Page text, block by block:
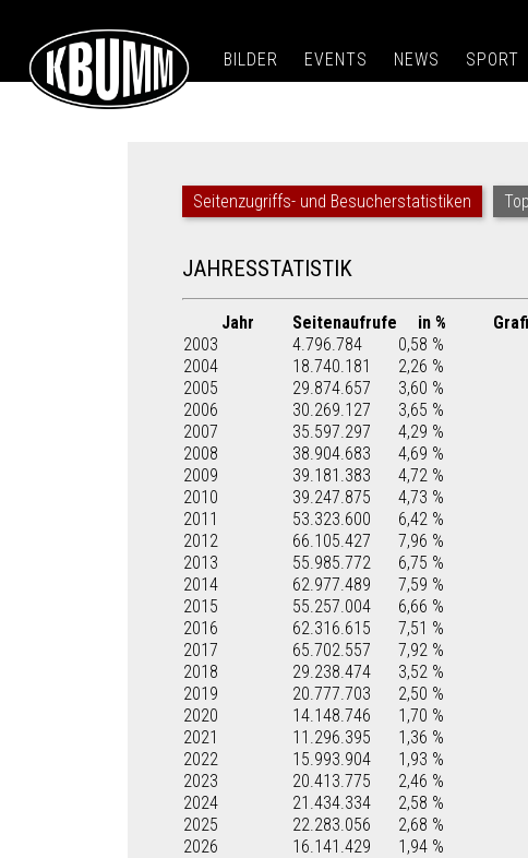
BILDER EVENTS NEWS SPORT
Seitenzugriffs- und Besucherstatistiken
JAHRESSTATISTIK
Jahr Seitenaufrufe in %
2003
4.796.784 0,58 %
2004
18.740.181 2,26 %
2005
29.874.657 3,60 %
2006
30.269.127 3,65 %
2007
35.597.297 4,29 %
2008
38.904.683 4,69 %
2009
39.181.383 4,72 %
2010
39.247.875 4,73 %
2011
53.323.600 6,42 %
2012
66.105.427 7,96 %
2013
55.985.772 6,75 %
2014
62.977.489 7,59 %
2015
55.257.004 6,66 %
2016
62.316.615 7,51 %
2017
65.702.557 7,92 %
2018
29.238.474 3,52 %
2019
20.777.703 2,50 %
2020
14.148.746 1,70 %
2021
11.296.395 1,36 %
2022
15.993.904 1,93 %
2023
20.413.775 2,46 %
2024
21.434.334 2,58 %
2025
22.283.056 2,68 %
2026
16.141.429 1,94 %